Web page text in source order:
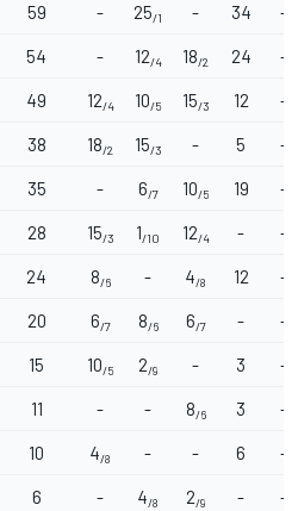
59 - 25/1 - 34 -
54 - 12/4 18/2 24 -
49 12/4 10/5 15/3 12 -
38 18/2 15/3 - 5 -
35 - 6/7 10/5 19 -
28 15/3 1/10 12/4 - -
24 8/6 - 4/8 12 -
20 6/7 8/6 6/7 - -
15 10/5 2/9 - 3 -
11 - - 8/6 3 -
10 4/8 - - 6 -
6 - 4/8 2/9 - -